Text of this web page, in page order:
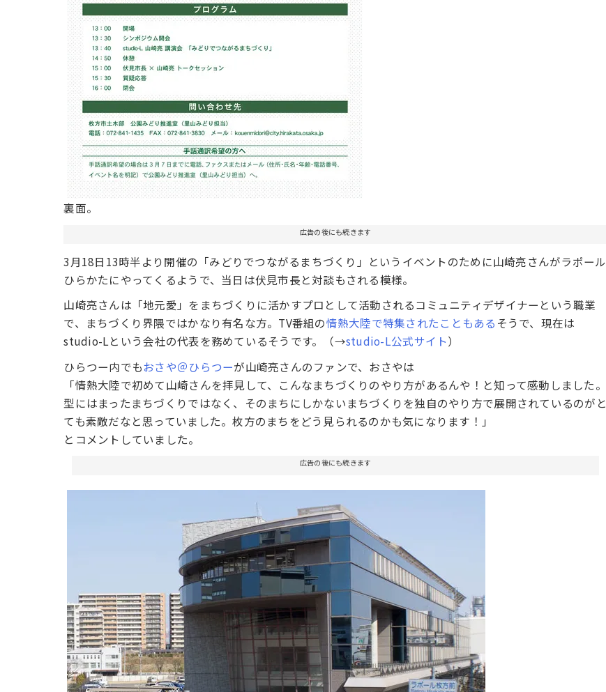
裏面。
広告の後にも続きます
3月18日13時半より開催の「みどりでつながるまちづくり」というイベントのために山崎亮さんがラポール
ひらかたにやってくるようで、当日は伏見市長と対談もされる模様。
山崎亮さんは「地元愛」をまちづくりに活かすプロとして活動されるコミュニティデザイナーという職業
で、まちづくり界隈ではかなり有名な方。TV番組の情熱大陸で特集されたこともある そうで、現在は
studio-Lという会社の代表を務めているそうです。（→studio-L公式サイト）
ひらつー内でもおさや＠ひらつーが山崎亮さんのファンで、おさやは
「情熱大陸で初めて山崎さんを拝見して、こんなまちづくりのやり方があるんや！と知って感動しました。
型にはまったまちづくりではなく、そのまちにしかないまちづくりを独自のやり方で展開されているのがと
ても素敵だなと思っていました。枚方のまちをどう見られるのかも気になります！」
とコメントしていました。
広告の後にも続きます